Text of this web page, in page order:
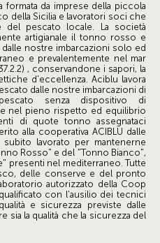
da imprese della piccola
della Sicilia e lavoratori soci che
del pescato locale. La società
artigianale il tonno rosso e
nostre imbarcazioni solo ed
e prevalentemente nel mar
, conservandone i sapori, la
d'eccellenza. Aciblu lavora
dalle nostre imbarcazioni di
senza dispositivo di
nel pieno rispetto ed equilibrio
di quote tonno assegnataci
alla cooperativa ACIBLU dalle
lavorato per mantenerne
Rosso" e del "Tonno Bianco",
presenti nel mediterraneo. Tutte
delle conserve e del pronto
autorizzato della Coop
con l'ausilio dei tecnici
e sicurezza previste dalle
sia la qualità che la sicurezza del